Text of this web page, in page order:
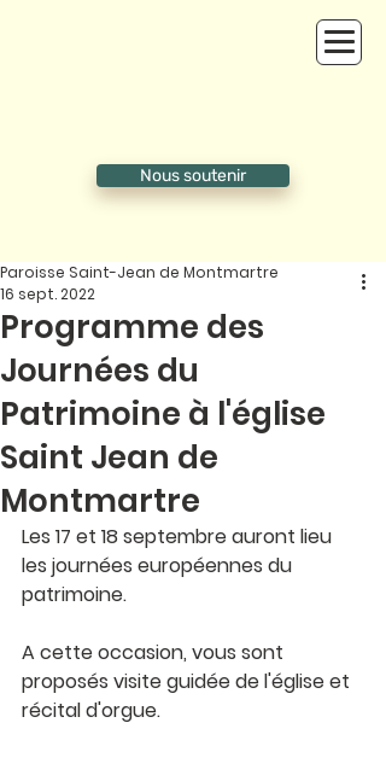
Nous soutenir
Programme des
Journées du
Patrimoine à l'église
Saint Jean de
Montmartre
Paroisse Saint-Jean de Montmartre
16 sept. 2022
Les 17 et 18 septembre auront lieu
les journées européennes du
patrimoine.
A cette occasion, vous sont
proposés visite guidée de l'église et
récital d'orgue.